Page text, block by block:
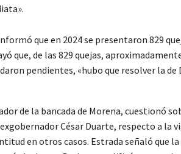
que en 2024 se presentaron 829
que, de las 829 quejas,
pendientes, «hubo que resolver la de
de la bancada de Morena, cuestionó
César Duarte, respecto a la
en otros casos. Estrada señaló que